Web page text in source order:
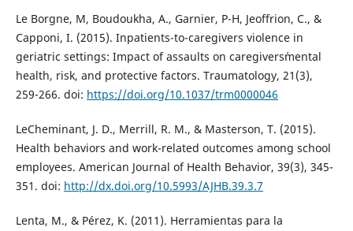
Le Borgne, M, Boudoukha, A., Garnier, P-H, Jeoffrion, C., &
Capponi, I. (2015). Inpatients-to-caregivers violence in
geriatric settings: Impact of assaults on caregivers´mental
health, risk, and protective factors. Traumatology, 21(3),
259-266. doi: https://doi.org/10.1037/trm0000046
LeCheminant, J. D., Merrill, R. M., & Masterson, T. (2015).
Health behaviors and work-related outcomes among school
employees. American Journal of Health Behavior, 39(3), 345-
351. doi: http://dx.doi.org/10.5993/AJHB.39.3.7
Lenta, M., & Pérez, K. (2011). Herramientas para la